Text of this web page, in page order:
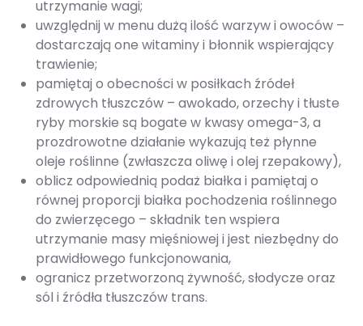
utrzymanie wagi;
uwzględnij w menu dużą ilość warzyw i owoców –
dostarczają one witaminy i błonnik wspierający
trawienie;
pamiętaj o obecności w posiłkach źródeł
zdrowych tłuszczów – awokado, orzechy i tłuste
ryby morskie są bogate w kwasy omega-3, a
prozdrowotne działanie wykazują też płynne
oleje roślinne (zwłaszcza oliwę i olej rzepakowy),
oblicz odpowiednią podaż białka i pamiętaj o
równej proporcji białka pochodzenia roślinnego
do zwierzęcego – składnik ten wspiera
utrzymanie masy mięśniowej i jest niezbędny do
prawidłowego funkcjonowania,
ogranicz przetworzoną żywność, słodycze oraz
sól i źródła tłuszczów trans.